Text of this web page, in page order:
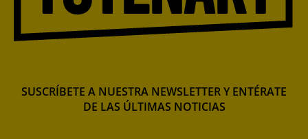
SUSCRÍBETE A NUESTRA NEWSLETTER Y ENTÉRATE
DE LAS ÚLTIMAS NOTICIAS